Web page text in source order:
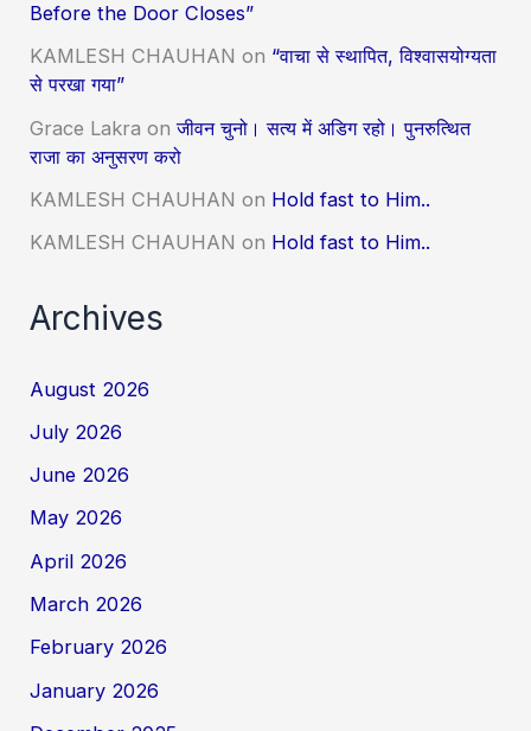
Before the Door Closes”
KAMLESH CHAUHAN on “वाचा से स्थापित, विश्वासयोग्यता
से परखा गया”
Grace Lakra onजीवन चुनो। सत्य में अडिग रहो। पुनरुत्थित
राजा का अनुसरण करो
KAMLESH CHAUHAN on Hold fast to Him..
KAMLESH CHAUHAN on Hold fast to Him..
Archives
August 2026
July 2026
June 2026
May 2026
April 2026
March 2026
February 2026
January 2026